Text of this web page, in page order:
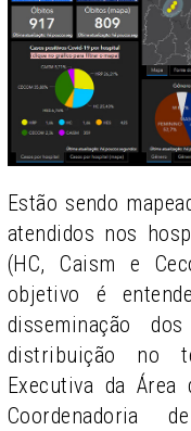
Estão sendo
atendidos nos
(HC, Caism e
objetivo é
disseminação
distribuição no
Executiva da Área
Coordenadoria